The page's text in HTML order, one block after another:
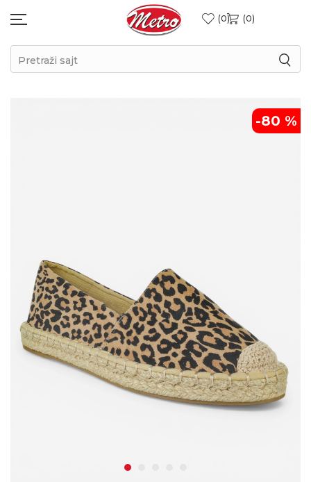
0 0
Pretraži sajt
-80 %